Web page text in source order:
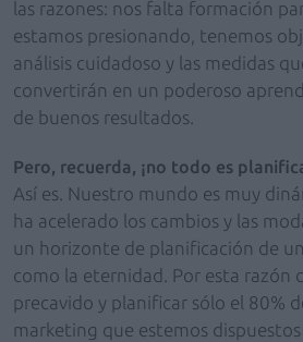
las razones: nos falta formación
estamos presionando, tenemos
análisis cuidadoso y las medidas
convertirán en un poderoso
de buenos resultados.
Pero, recuerda, ¡no todo es
Así es. Nuestro mundo es muy
ha acelerado los cambios y las
un horizonte de planificación de
como la eternidad. Por esta razón
precavido y planificar sólo el 80%
marketing que estemos dispuestos